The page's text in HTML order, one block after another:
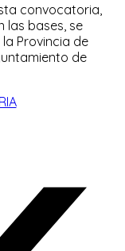
convocatoria,
las bases, se
Provincia de
de